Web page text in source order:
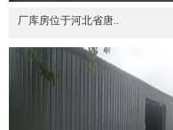
厂库房位于河北省唐..